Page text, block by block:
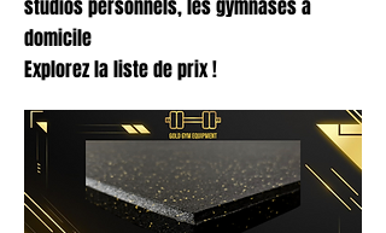
studios personnels, les gymnases à
domicile
Explorez la liste de prix !